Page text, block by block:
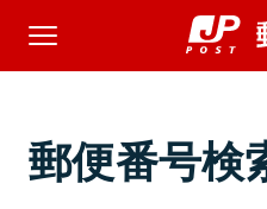
郵便番号検